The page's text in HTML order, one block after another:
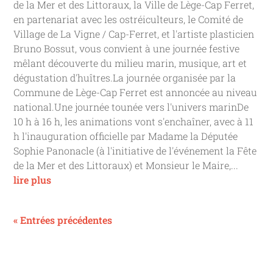
de la Mer et des Littoraux, la Ville de Lège-Cap Ferret,
en partenariat avec les ostréiculteurs, le Comité de
Village de La Vigne / Cap-Ferret, et l'artiste plasticien
Bruno Bossut, vous convient à une journée festive
mêlant découverte du milieu marin, musique, art et
dégustation d'huîtres.La journée organisée par la
Commune de Lège-Cap Ferret est annoncée au niveau
national.Une journée tounée vers l'univers marinDe
10 h à 16 h, les animations vont s'enchaîner, avec à 11
h l'inauguration officielle par Madame la Députée
Sophie Panonacle (à l'initiative de l'événement la Fête
de la Mer et des Littoraux) et Monsieur le Maire,...
lire plus
« Entrées précédentes